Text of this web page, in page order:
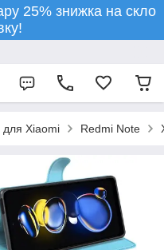
25% знижка на скло
для Xiaomi Redmi Note